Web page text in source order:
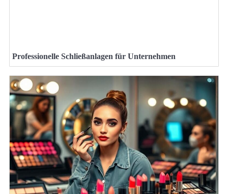
Professionelle Schließanlagen für Unternehmen